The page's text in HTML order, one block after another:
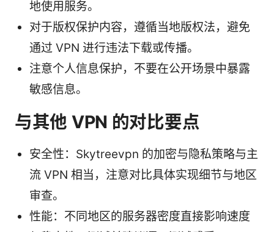
地使用服务。
对于版权保护内容，遵循当地版权法，避免
通过 VPN 进行违法下载或传播。
注意个人信息保护，不要在公开场景中暴露
敏感信息。
与其他 VPN 的对比要点
安全性：Skytreevpn 的加密与隐私策略与主
流 VPN 相当，注意对比具体实现细节与地区
审查。
性能：不同地区的服务器密度直接影响速度